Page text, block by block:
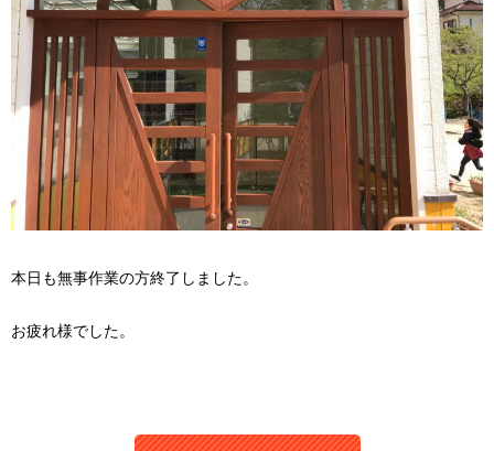
本日も無事作業の方終了しました。
お疲れ様でした。